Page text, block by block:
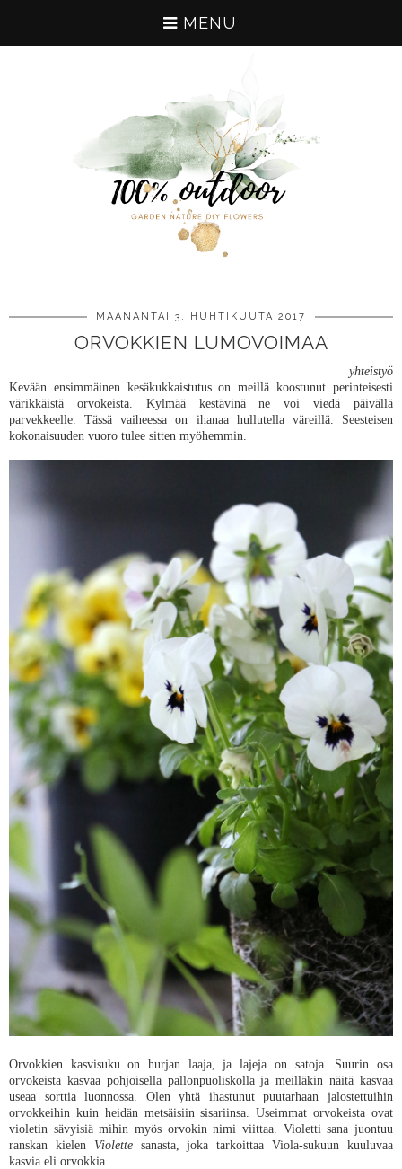
MENU
MAANANTAI 3. HUHTIKUUTA 2017
ORVOKKIEN LUMOVOIMAA
yhteistyö
Kevään ensimmäinen kesäkukkaistutus on meillä koostunut perinteisesti
värikkäistä orvokeista. Kylmää kestävinä ne voi viedä päivällä
parvekkeelle. Tässä vaiheessa on ihanaa hullutella väreillä. Seesteisen
kokonaisuuden vuoro tulee sitten myöhemmin.
Orvokkien kasvisuku on hurjan laaja, ja lajeja on satoja. Suurin osa
orvokeista kasvaa pohjoisella pallonpuoliskolla ja meilläkin näitä kasvaa
useaa sorttia luonnossa. Olen yhtä ihastunut puutarhaan jalostettuihin
orvokkeihin kuin heidän metsäisiin sisariinsa. Useimmat orvokeista ovat
violetin sävyisiä mihin myös orvokin nimi viittaa. Violetti sana juontuu
ranskan kielen Violette sanasta, joka tarkoittaa Viola-sukuun kuuluvaa
kasvia eli orvokkia.